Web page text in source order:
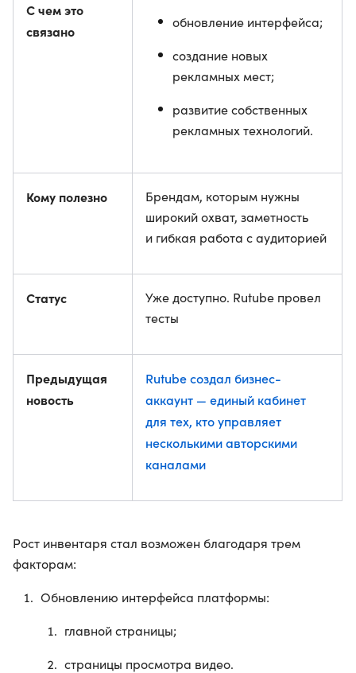
С чем это
связано
обновление интерфейса;
создание новых
рекламных мест;
развитие собственных
рекламных технологий.
Кому полезно
Брендам, которым нужны
широкий охват, заметность
и гибкая работа с аудиторией
Статус
Уже доступно. Rutube провел
тесты
Предыдущая
новость
Rutube создал бизнес-
аккаунт — единый кабинет
для тех, кто управляет
несколькими авторскими
каналами
Рост инвентаря стал возможен благодаря трем
факторам:
Обновлению интерфейса платформы:
главной страницы;
страницы просмотра видео.